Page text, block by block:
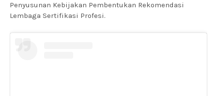
Penyusunan Kebijakan Pembentukan Rekomendasi
Lembaga Sertifikasi Profesi.